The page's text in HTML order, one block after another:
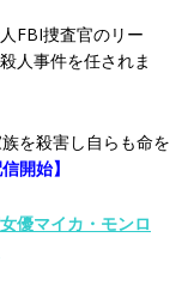
FBI捜査官のリー
人事件を任されま
を殺害し自らも命を
開始】
優マイカ・モンロ